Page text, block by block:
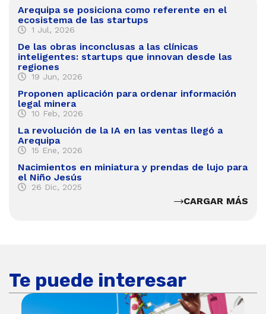
Arequipa se posiciona como referente en el
ecosistema de las startups
1 Jul, 2026
De las obras inconclusas a las clínicas
inteligentes: startups que innovan desde las
regiones
19 Jun, 2026
Proponen aplicación para ordenar información
legal minera
10 Feb, 2026
La revolución de la IA en las ventas llegó a
Arequipa
15 Ene, 2026
Nacimientos en miniatura y prendas de lujo para
el Niño Jesús
26 Dic, 2025
CARGAR MÁS
Te puede interesar